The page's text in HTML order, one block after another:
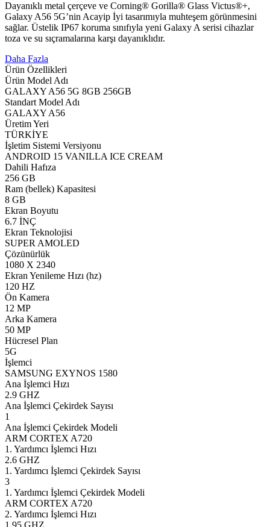
Dayanıklı metal çerçeve ve Corning® Gorilla® Glass Victus®+,
Galaxy A56 5G’nin Acayip İyi tasarımıyla muhteşem görünmesini
sağlar. Üstelik IP67 koruma sınıfıyla yeni Galaxy A serisi cihazlar
toza ve su sıçramalarına karşı dayanıklıdır.
Daha Fazla
Ürün Özellikleri
Ürün Model Adı
GALAXY A56 5G 8GB 256GB
Standart Model Adı
GALAXY A56
Üretim Yeri
TÜRKİYE
İşletim Sistemi Versiyonu
ANDROID 15 VANILLA ICE CREAM
Dahili Hafıza
256 GB
Ram (bellek) Kapasitesi
8 GB
Ekran Boyutu
6.7 İNÇ
Ekran Teknolojisi
SUPER AMOLED
Çözünürlük
1080 X 2340
Ekran Yenileme Hızı (hz)
120 HZ
Ön Kamera
12 MP
Arka Kamera
50 MP
Hücresel Plan
5G
İşlemci
SAMSUNG EXYNOS 1580
Ana İşlemci Hızı
2.9 GHZ
Ana İşlemci Çekirdek Sayısı
1
Ana İşlemci Çekirdek Modeli
ARM CORTEX A720
1. Yardımcı İşlemci Hızı
2.6 GHZ
1. Yardımcı İşlemci Çekirdek Sayısı
3
1. Yardımcı İşlemci Çekirdek Modeli
ARM CORTEX A720
2. Yardımcı İşlemci Hızı